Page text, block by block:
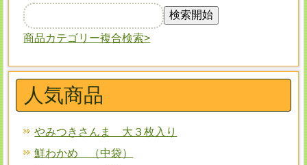
商品カテゴリー複合検索>
人気商品
やみつきさんま 大３枚入り
鮮わかめ （中袋）